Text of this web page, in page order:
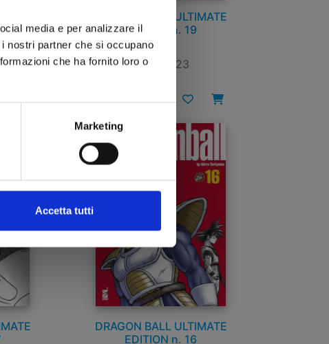
media e per analizzare il
nostri partner che si occupano
che ha fornito loro o
Marketing
Accetta tutti
DRAGON BALL ULTIMATE
EDITION n. 19
15/11/2023
€ 15,00
DRAGON BALL ULTIMATE
EDITION n. 16